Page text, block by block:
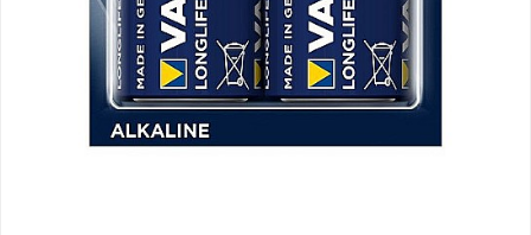
Baterii Zinc-Aer